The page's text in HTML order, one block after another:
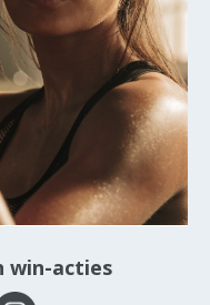
win-acties